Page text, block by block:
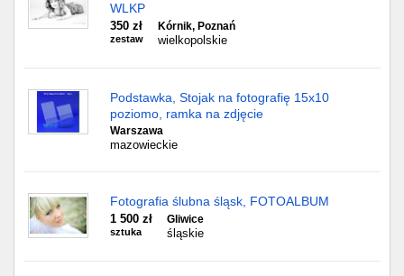
WLKP
350 zł
zestaw
Kórnik, Poznań
wielkopolskie
Podstawka, Stojak na fotografię 15x10
poziomo, ramka na zdjęcie
Warszawa
mazowieckie
Fotografia ślubna śląsk, FOTOALBUM
1 500 zł
sztuka
Gliwice
śląskie